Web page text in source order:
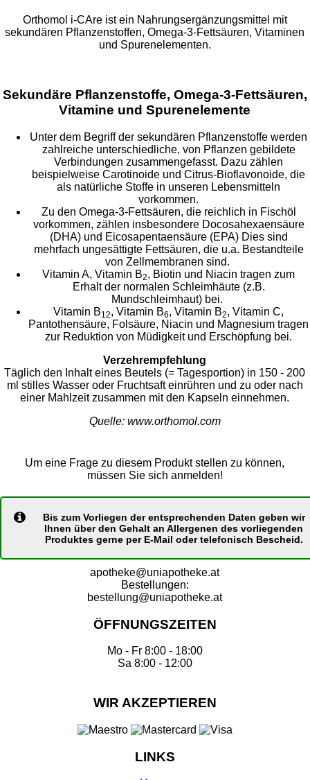
Orthomol i-CAre ist ein Nahrungsergänzungsmittel mit
sekundären Pflanzenstoffen, Omega-3-Fettsäuren, Vitaminen
und Spurenelementen.
Sekundäre Pflanzenstoffe, Omega-3-Fettsäuren,
Vitamine und Spurenelemente
Unter dem Begriff der sekundären Pflanzenstoffe werden
zahlreiche unterschiedliche, von Pflanzen gebildete
Verbindungen zusammengefasst. Dazu zählen
beispielweiseCarotinoide undCitrus-Bioflavonoide, die
als natürliche Stoffe in unseren Lebensmitteln
vorkommen.
Zu den Omega-3-Fettsäuren, die reichlich in Fischöl
vorkommen, zählen insbesondere Docosahexaensäure
(DHA) und Eicosapentaensäure (EPA) Dies sind
mehrfach ungesättigte Fettsäuren, die u.a. Bestandteile
von Zellmembranen sind.
Vitamin A,Vitamin B2, Biotin und Niacin tragen zum
Erhalt der normalen Schleimhäute (z.B.
Mundschleimhaut) bei.
Vitamin B12,Vitamin B6,Vitamin B2,Vitamin C,
Pantothensäure, Folsäure, Niacin und Magnesium tragen
zur Reduktion von Müdigkeit und Erschöpfung bei.
Verzehrempfehlung
Täglich den Inhalt eines Beutels (= Tagesportion) in 150 - 200
ml stilles Wasser oder Fruchtsaft einrühren und zu oder nach
einer Mahlzeit zusammen mit den Kapseln einnehmen.
Quelle: www.orthomol.com
Um eine Frage zu diesem Produkt stellen zu können,
müssen Sie sich anmelden!
Bis zum Vorliegen der entsprechenden Daten geben wir
Ihnen über den Gehalt an Allergenen des vorliegenden
Produktes gerne per E-Mail oder telefonisch Bescheid.
apotheke@uniapotheke.at
Bestellungen:
bestellung@uniapotheke.at
ÖFFNUNGSZEITEN
Mo - Fr 8:00 - 18:00
Sa 8:00 - 12:00
WIR AKZEPTIEREN
LINKS